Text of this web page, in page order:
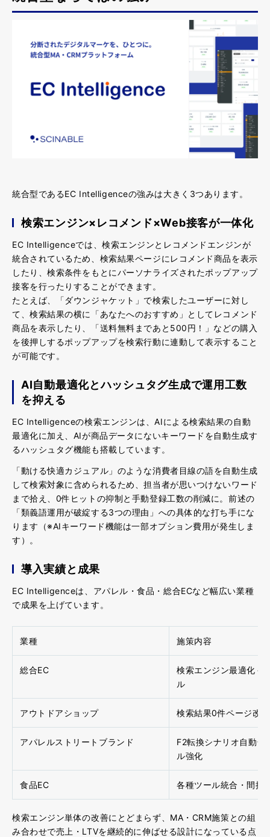
統合型であるEC Intelligenceの強みは大きく3つあります。
検索エンジン×レコメンド×Web接客が一体化
EC Intelligenceでは、検索エンジンとレコメンドエンジンが
統合されているため、検索結果ページにレコメンド商品を表示
したり、検索条件をもとにパーソナライズされたポップアップ
接客を行ったり することができます。
たとえば、「ダウンジャケット」で検索したユーザーに対し
て、検索結果の横に「あなたへのおすすめ」としてレコメンド
商品を表示したり、「送料無料まであと500円！」などの購入
を後押しするポップアップを検索行動に連動して表示すること
が可能です。
AI自動最適化とハッシュタグ生成で運用工数
を抑える
EC Intelligenceの検索エンジンは、AIによる検索結果の自動
最適化に加え、AIが商品データにないキーワードを自動生成す
るハッシュタグ機能も搭載 しています。
「動ける快適カジュアル」のような消費者目線の語を自動生成
して検索対象に含められるため、担当者が思いつけないワード
まで拾え、0件ヒットの抑制と手動登録工数の削減に。前述の
「類義語運用が破綻する3つの理由」への具体的な打ち手にな
ります（※AIキーワード機能は一部オプション費用が発生しま
す）。
導入実績と成果
EC Intelligenceは、アパレル・食品・総合ECなど幅広い業種
で成果を上げています。
業種 施策内容
総合EC
検索エンジン最適化＋
ル
アウトドアショップ 検索結果0件ページ改善
アパレルストリートブランド
F2転換シナリオ自動化
ル強化
食品EC 各種ツール統合・間接
検索エンジン単体の改善にとどまらず、 MA・CRM施策との組
み合わせで売上・LTVを継続的に伸ばせる設計になっている点